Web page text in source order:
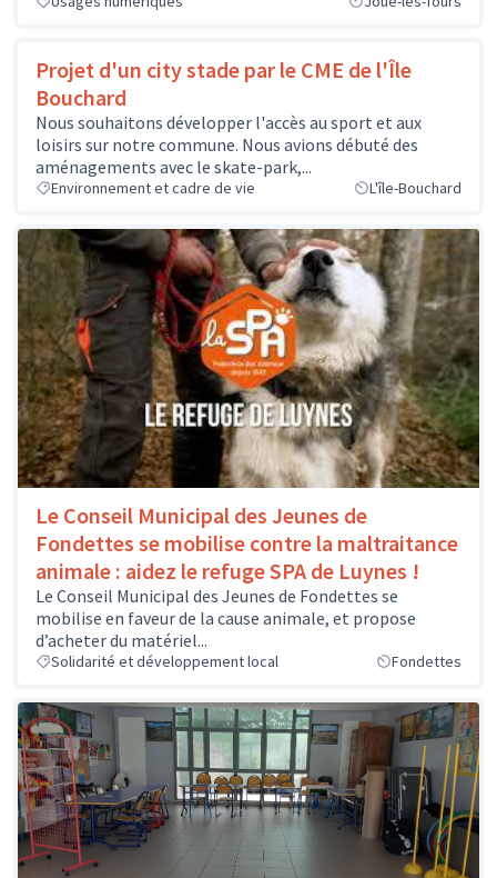
Projet d'un city stade par le CME de l'Île
Bouchard
Nous souhaitons développer l'accès au sport et aux
loisirs sur notre commune. Nous avions débuté des
aménagements avec le skate-park,...
Environnement et cadre de vie L'île-Bouchard
Le Conseil Municipal des Jeunes de
Fondettes se mobilise contre la maltraitance
animale : aidez le refuge SPA de Luynes !
Le Conseil Municipal des Jeunes de Fondettes se
mobilise en faveur de la cause animale, et propose
d’acheter du matériel...
Solidarité et développement local Fondettes